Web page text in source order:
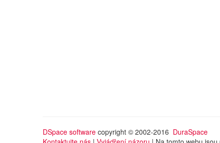
DSpace software copyright © 2002-2016 DuraSpace